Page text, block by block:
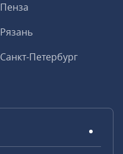
Пенза
Рязань
Санкт-Петербург